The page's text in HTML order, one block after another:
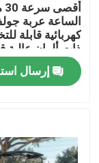
مسكن
معلومات عنا
الساعة عربة
كهربائية قابلة
ذات ألوان عالية
للترقية
إرسال